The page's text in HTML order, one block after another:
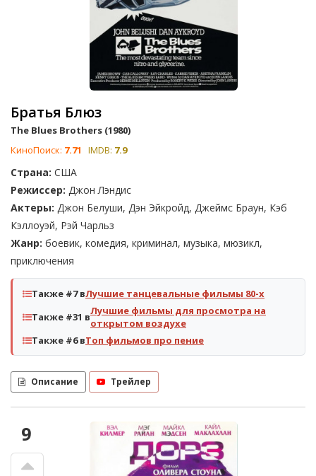
Братья Блюз
The Blues Brothers (1980)
КиноПоиск: 7.71 IMDB: 7.9
Страна: США
Режиссер: Джон Лэндис
Актеры: Джон Белуши, Дэн Эйкройд, Джеймс Браун, Кэб
Кэллоуэй, Рэй Чарльз
Жанр: боевик, комедия, криминал, музыка, мюзикл,
приключения
Также #7 вЛучшие танцевальные фильмы 80-х
Также #31 вЛучшие фильмы для просмотра на
открытом воздухе
Также #6 вТоп фильмов про пение
Описание Трейлер
9